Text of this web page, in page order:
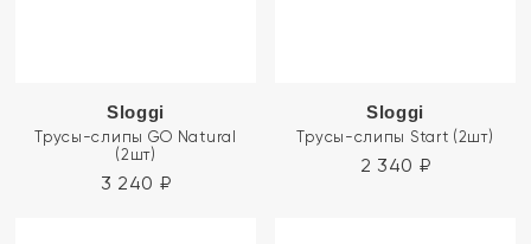
Sloggi
Трусы-слипы GO Natural
(2шт)
3 240 ₽
Sloggi
Трусы-слипы Start (2шт)
2 340 ₽